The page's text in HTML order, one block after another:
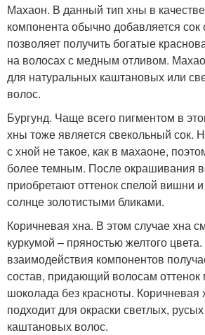
Махаон. В данный тип хны в
компонента обычно добавляется
позволяет получить богатые
на волосах с медным отливом.
для натуральных каштановых или
волос.
Бургунд. Чаще всего пигментом в
хны тоже является свекольный сок.
с хной не такое, как в махаоне,
более темным. После окрашивания
приобретают оттенок спелой вишни
солнце золотистыми бликами.
Коричневая хна. В этом случае хна
куркумой – пряностью желтого
взаимодействия компонентов
состав, придающий волосам оттенок
шоколада без красноты. Коричневая
подходит для окраски светлых,
каштановых волос.